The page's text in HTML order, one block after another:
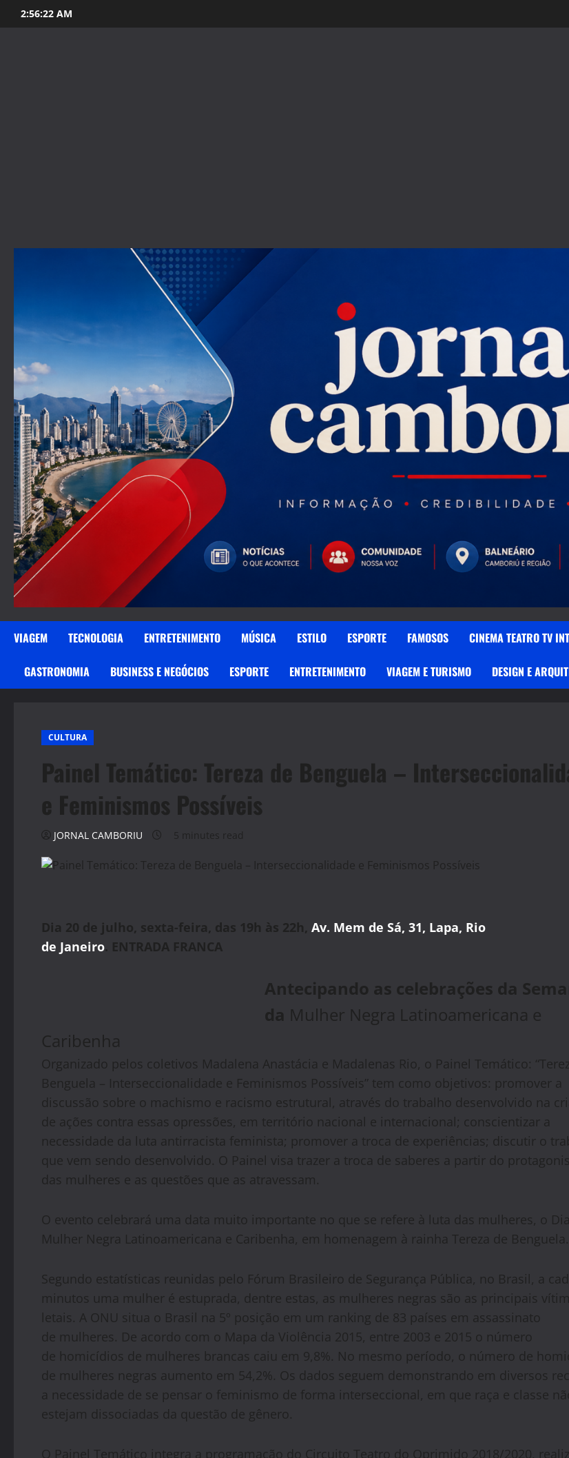
to
2:56:24 AM
VIAGEM TECNOLOGIA ENTRETENIMENTO MÚSICA ESTILO ESPORTE FAMOSOS CINEMA TEATRO TV
GASTRONOMIA BUSINESS E NEGÓCIOS ESPORTE ENTRETENIMENTO VIAGEM E TURISMO DESIGN E
CULTURA
Painel Temático: Tereza de Benguela –
e Feminismos Possíveis
JORNAL CAMBORIU 5 minutes read
Dia 20 de julho, sexta-feira, das 19h às 22h, Av. Mem de Sá, 31, Lapa, Rio
de Janeiro. ENTRADA FRANCA
Antecipando as celebrações da
da Mulher Negra Latinoamericana e
Caribenha
Organizado pelos coletivos Madalena Anastácia e Madalenas Rio, o Painel Temático:
Benguela – Interseccionalidade e Feminismos Possíveis” tem como objetivos: promover a
discussão sobre o machismo e racismo estrutural, através do trabalho desenvolvido na
de ações contra essas opressões, em território nacional e internacional; conscientizar a
necessidade da luta antirracista feminista; promover a troca de experiências; discutir o
que vem sendo desenvolvido. O Painel visa trazer a troca de saberes a partir do
das mulheres e as questões que as atravessam.
O evento celebrará uma data muito importante no que se refere à luta das mulheres, o
Mulher Negra Latinoamericana e Caribenha, em homenagem à rainha Tereza de Benguela.
Segundo estatísticas reunidas pelo Fórum Brasileiro de Segurança Pública, no Brasil, a
minutos uma mulher é estuprada, dentre estas, as mulheres negras são as principais
letais. A ONU situa o Brasil na 5º posição em um ranking de 83 países em assassinato
de mulheres. De acordo com o Mapa da Violência 2015, entre 2003 e 2015 o número
de homicídios de mulheres brancas caiu em 9,8%. No mesmo período, o número de
de mulheres negras aumento em 54,2%. Os dados seguem demonstrando em diversos
a necessidade de se pensar o feminismo de forma interseccional, em que raça e classe
estejam dissociadas da questão de gênero.
O Painel Temático integra a programação do Circuito Teatro do Oprimido 2018/2020,